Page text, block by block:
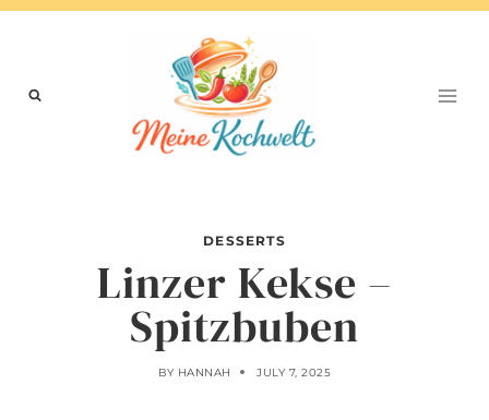
Skip
DESSERTS
Linzer Kekse –
Spitzbuben
BY HANNAH JULY 7, 2025